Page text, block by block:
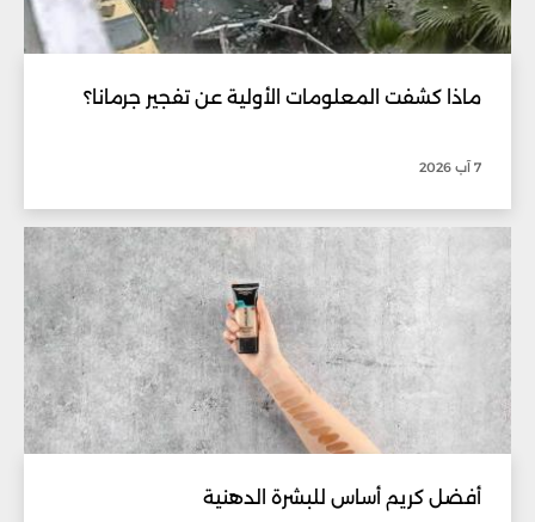
ماذا كشفت المعلومات الأولية عن تفجير جرمانا؟
7 آب 2026
أفضل كريم أساس للبشرة الدهنية